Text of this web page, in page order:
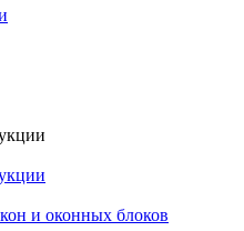
и оконных блоков